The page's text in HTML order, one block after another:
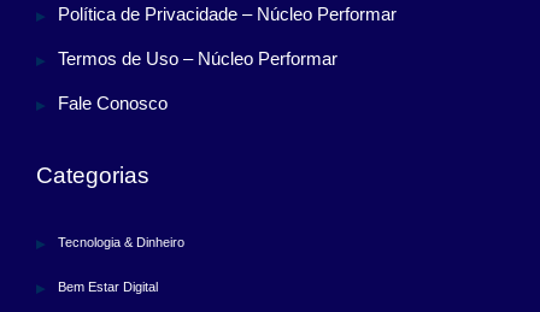
Política de Privacidade – Núcleo Performar
Termos de Uso – Núcleo Performar
Fale Conosco
Categorias
Tecnologia & Dinheiro
Bem Estar Digital